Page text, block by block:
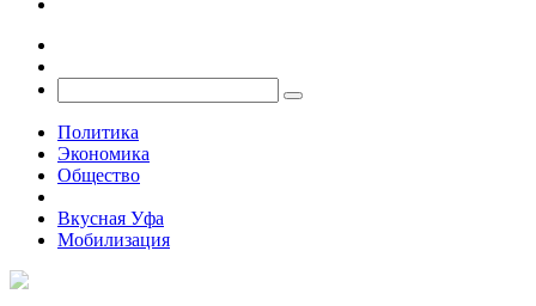
Политика
Экономика
Общество
Вкусная Уфа
Мобилизация